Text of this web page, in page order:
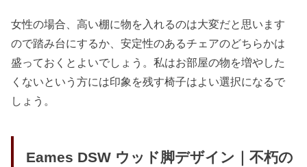
女性の場合、高い棚に物を入れるのは大変だと思います
ので踏み台にするか、安定性のあるチェアのどちらかは
盛っておくとよいでしょう。私はお部屋の物を増やした
くないという方には印象を残す椅子はよい選択になるで
しょう。
Eames DSW ウッド脚デザイン｜不朽の